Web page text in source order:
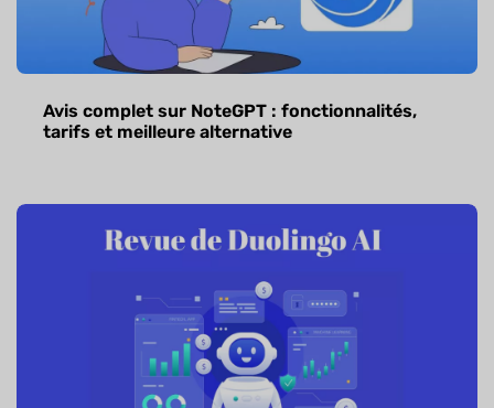
Avis complet sur NoteGPT : fonctionnalités,
tarifs et meilleure alternative